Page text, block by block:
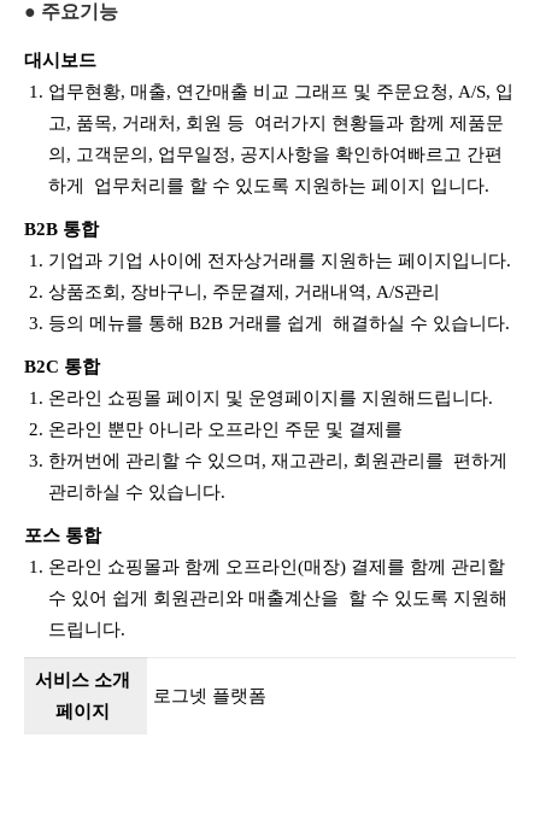
● 주요기능
대시보드
업무현황, 매출, 연간매출 비교 그래프 및 주문요청, A/S, 입
고, 품목, 거래처, 회원 등 여러가지 현황들과 함께 제품문
의, 고객문의, 업무일정, 공지사항을 확인하여빠르고 간편
하게 업무처리를 할 수 있도록 지원하는 페이지 입니다.
B2B 통합
기업과 기업 사이에 전자상거래를 지원하는 페이지입니다.
상품조회, 장바구니, 주문결제, 거래내역, A/S관리
등의 메뉴를 통해 B2B 거래를 쉽게 해결하실 수 있습니다.
B2C 통합
온라인 쇼핑몰 페이지 및 운영페이지를 지원해드립니다.
온라인 뿐만 아니라 오프라인 주문 및 결제를
한꺼번에 관리할 수 있으며, 재고관리, 회원관리를 편하게
관리하실 수 있습니다.
포스 통합
온라인 쇼핑몰과 함께 오프라인(매장) 결제를 함께 관리할
수 있어 쉽게 회원관리와 매출계산을 할 수 있도록 지원해
드립니다.
서비스 소개
페이지
로그넷 플랫폼